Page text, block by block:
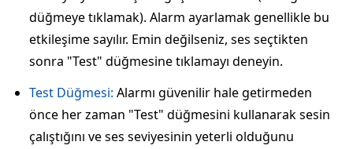
düğmeye tıklamak). Alarm ayarlamak genellikle bu
etkileşime sayılır. Emin değilseniz, ses seçtikten
sonra "Test" düğmesine tıklamayı deneyin.
Test Düğmesi: Alarmı güvenilir hale getirmeden
önce her zaman "Test" düğmesini kullanarak sesin
çalıştığını ve ses seviyesinin yeterli olduğunu